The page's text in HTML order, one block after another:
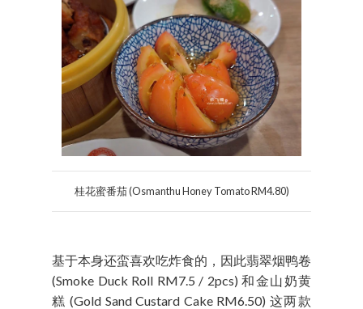
桂花蜜番茄 (Osmanthu Honey Tomato RM4.80)
基于本身还蛮喜欢吃炸食的，因此翡翠烟鸭卷
(Smoke Duck Roll RM7.5 / 2pcs) 和金山奶黄
糕 (Gold Sand Custard Cake RM6.50) 这两款